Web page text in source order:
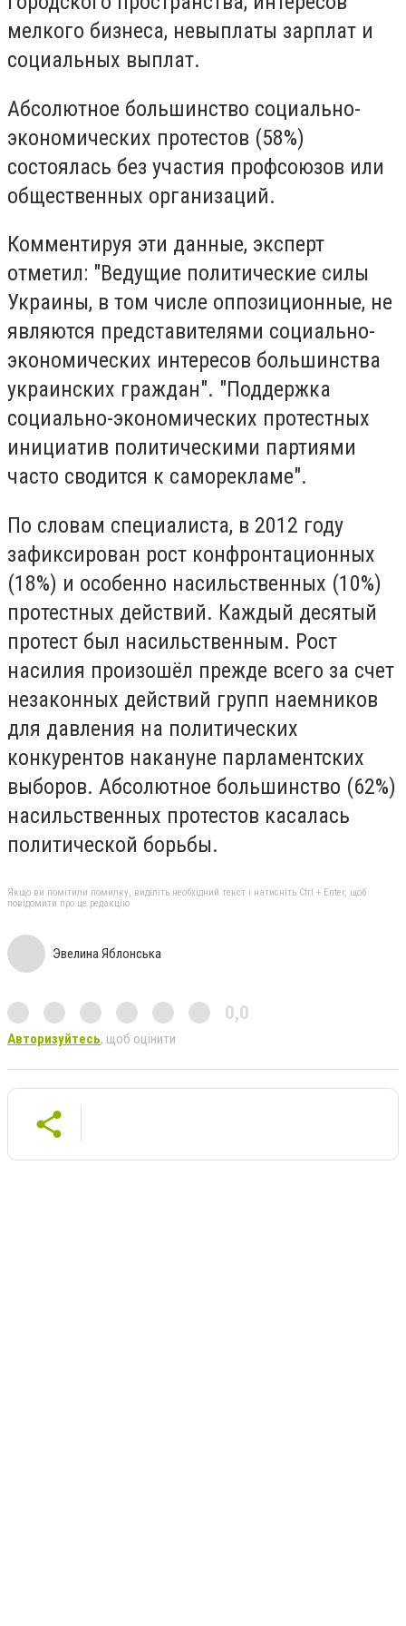
мелкого бизнеса, невыплаты зарплат и
социальных выплат.
Абсолютное большинство социально-
экономических протестов (58%)
состоялась без участия профсоюзов или
общественных организаций.
Комментируя эти данные, эксперт
отметил: "Ведущие политические силы
Украины, в том числе оппозиционные, не
являются представителями социально-
экономических интересов большинства
украинских граждан". "Поддержка
социально-экономических протестных
инициатив политическими партиями
часто сводится к саморекламе".
По словам специалиста, в 2012 году
зафиксирован рост конфронтационных
(18%) и особенно насильственных (10%)
протестных действий. Каждый десятый
протест был насильственным. Рост
насилия произошёл прежде всего за счет
незаконных действий групп наемников
для давления на политических
конкурентов накануне парламентских
выборов. Абсолютное большинство (62%)
насильственных протестов касалась
политической борьбы.
Якщо ви помітили помилку, виділіть необхідний текст і натисніть Ctrl + Enter, щоб
повідомити про це редакцію
Эвелина Яблонська
0,0
Авторизуйтесь, щоб оцінити